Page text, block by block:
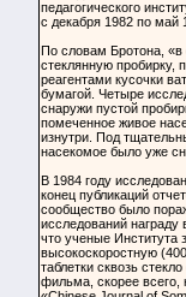
педагогического
с декабря 1982 по май
По словам Бротона,
стеклянную пробирку,
реагентами кусочки
бумагой. Четыре
снаружи пустой
помеченное живое
изнутри. Под
насекомое было уже
В 1984 году
конец публикаций
сообщество было
исследований
что ученые Института
высокоскоростную
таблетки сквозь
фильма, скорее всего,